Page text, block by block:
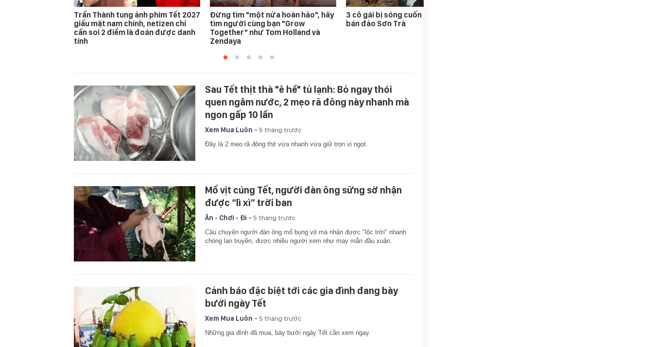
Trấn Thành tung ảnh phim Tết 2027
giấu mặt nam chính, netizen chỉ
cần soi 2 điểm là đoán được danh
tính
Đừng tìm "một nửa hoàn hảo", hãy
tìm người cùng bạn "Grow
Together" như Tom Holland và
Zendaya
3 cô gái bị sóng cuốn mất tích ở
bán đảo Sơn Trà
Sau Tết thịt thà "ê hề" tủ lạnh: Bỏ ngay thói
quen ngâm nước, 2 mẹo rã đông này nhanh mà
ngon gấp 10 lần
Xem Mua Luôn - 5 tháng trước
Đây là 2 mẹo rã đông thịt vừa nhanh vừa giữ trọn vị ngọt.
Mổ vịt cúng Tết, người đàn ông sững sờ nhận
được “lì xì” trời ban
Ăn - Chơi - Đi - 5 tháng trước
Câu chuyện người đàn ông mổ bụng vịt mà nhận được "lộc trời" nhanh
chóng lan truyền, được nhiều người xem như may mắn đầu xuân.
Cảnh báo đặc biệt tới các gia đình đang bày
bưởi ngày Tết
Xem Mua Luôn - 5 tháng trước
Những gia đình đã mua, bày bưởi ngày Tết cần xem ngay.